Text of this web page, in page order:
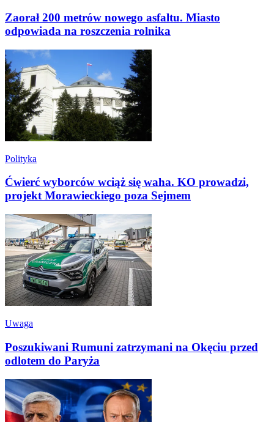
Zaorał 200 metrów nowego asfaltu. Miasto
odpowiada na roszczenia rolnika
Polityka
Ćwierć wyborców wciąż się waha. KO prowadzi,
projekt Morawieckiego poza Sejmem
Uwaga
Poszukiwani Rumuni zatrzymani na Okęciu przed
odlotem do Paryża